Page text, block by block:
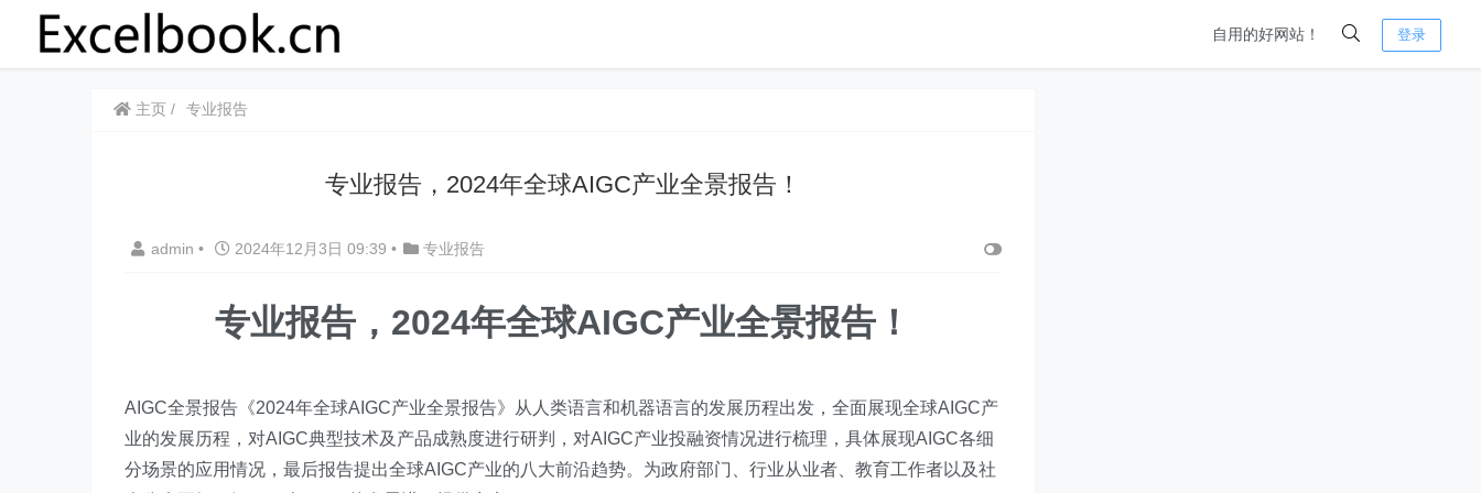
自用的好网站！ 登录
主页 专业报告
专业报告，2024年全球AIGC产业全景报告！
admin • 2024年12月3日 09:39 • 专业报告
专业报告，2024年全球AIGC产业全景报告！
​AIGC全景报告《2024年全球AIGC产业全景报告》从人类语言和机器语言的发展历程出发，全面展现全球AIGC产
业的发展历程，对AIGC典型技术及产品成熟度进行研判，对AIGC产业投融资情况进行梳理，具体展现AIGC各细
分场景的应用情况，最后报告提出全球AIGC产业的八大前沿趋势。为政府部门、行业从业者、教育工作者以及社